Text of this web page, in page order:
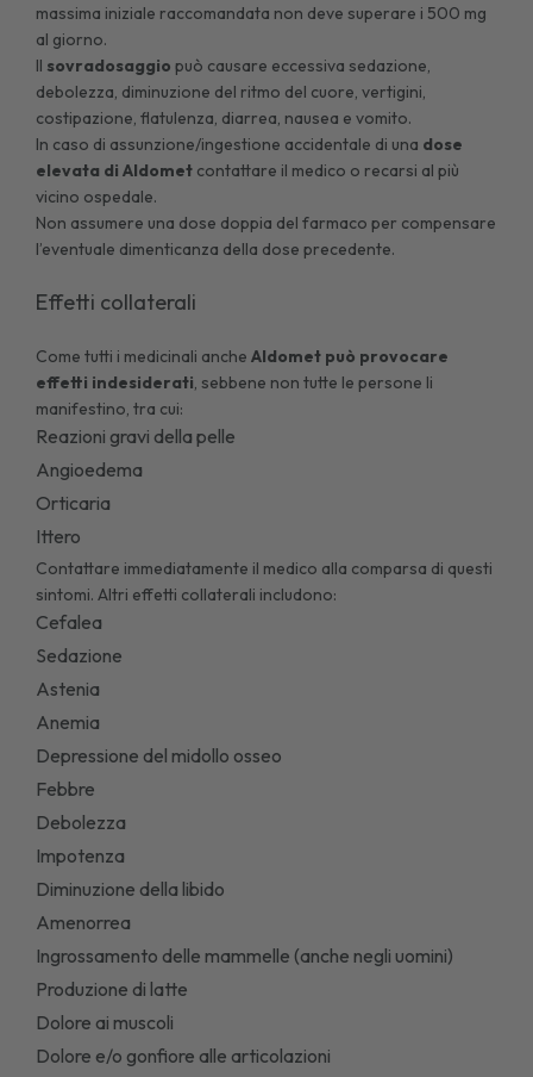
massima iniziale raccomandata non deve superare i 500 mg
al giorno.
Il sovradosaggio può causare eccessiva sedazione,
debolezza, diminuzione del ritmo del cuore, vertigini,
costipazione, flatulenza, diarrea, nausea e vomito.
In caso di assunzione/ingestione accidentale di una dose
elevata di Aldomet contattare il medico o recarsi al più
vicino ospedale.
Non assumere una dose doppia del farmaco per compensare
l’eventuale dimenticanza della dose precedente.
Effetti collaterali
Come tutti i medicinali ancheAldomet può provocare
effetti indesiderati, sebbene non tutte le persone li
manifestino, tra cui:
Reazioni gravi della pelle
Angioedema
Orticaria
Ittero
Contattare immediatamente il medico alla comparsa di questi
sintomi. Altri effetti collaterali includono:
Cefalea
Sedazione
Astenia
Anemia
Depressione del midollo osseo
Febbre
Debolezza
Impotenza
Diminuzione della libido
Amenorrea
Ingrossamento delle mammelle (anche negli uomini)
Produzione di latte
Dolore ai muscoli
Dolore e/o gonfiore alle articolazioni